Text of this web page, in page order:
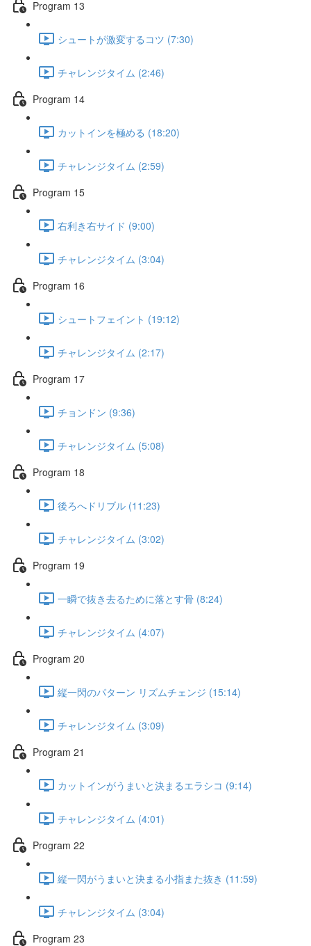
Program 13
シュートが激変するコツ (7:30)
チャレンジタイム (2:46)
Program 14
カットインを極める (18:20)
チャレンジタイム (2:59)
Program 15
右利き右サイド (9:00)
チャレンジタイム (3:04)
Program 16
シュートフェイント (19:12)
チャレンジタイム (2:17)
Program 17
チョンドン (9:36)
チャレンジタイム (5:08)
Program 18
後ろへドリブル (11:23)
チャレンジタイム (3:02)
Program 19
一瞬で抜き去るために落とす骨 (8:24)
チャレンジタイム (4:07)
Program 20
縦一閃のパターン リズムチェンジ (15:14)
チャレンジタイム (3:09)
Program 21
カットインがうまいと決まるエラシコ (9:14)
チャレンジタイム (4:01)
Program 22
縦一閃がうまいと決まる小指また抜き (11:59)
チャレンジタイム (3:04)
Program 23